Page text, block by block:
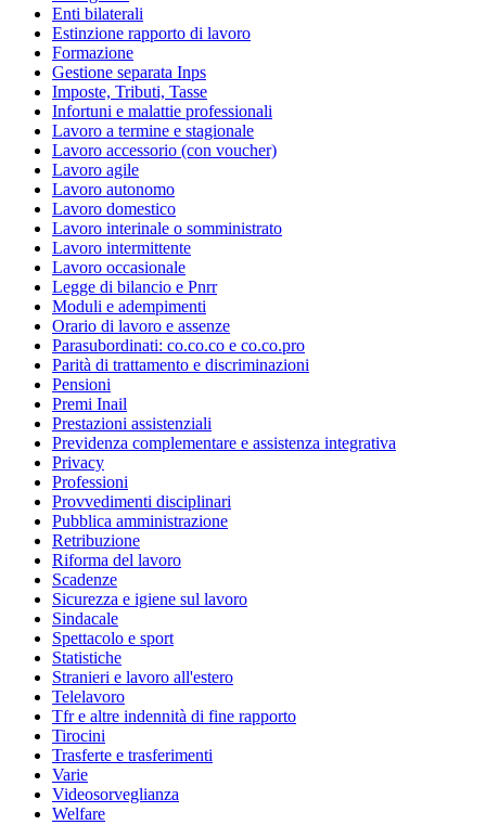
Enti bilaterali
Estinzione rapporto di lavoro
Formazione
Gestione separata Inps
Imposte, Tributi, Tasse
Infortuni e malattie professionali
Lavoro a termine e stagionale
Lavoro accessorio (con voucher)
Lavoro agile
Lavoro autonomo
Lavoro domestico
Lavoro interinale o somministrato
Lavoro intermittente
Lavoro occasionale
Legge di bilancio e Pnrr
Moduli e adempimenti
Orario di lavoro e assenze
Parasubordinati: co.co.co e co.co.pro
Parità di trattamento e discriminazioni
Pensioni
Premi Inail
Prestazioni assistenziali
Previdenza complementare e assistenza integrativa
Privacy
Professioni
Provvedimenti disciplinari
Pubblica amministrazione
Retribuzione
Riforma del lavoro
Scadenze
Sicurezza e igiene sul lavoro
Sindacale
Spettacolo e sport
Statistiche
Stranieri e lavoro all'estero
Telelavoro
Tfr e altre indennità di fine rapporto
Tirocini
Trasferte e trasferimenti
Varie
Videosorveglianza
Welfare